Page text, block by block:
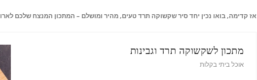
אז קדימה, בואו נכין יחד סיר שקשוקה תרד טעים, מהיר ומושלם – המתכון המנצח שלכם
מתכון לשקשוקה תרד וגבינות
אוכל ביתי בקלות